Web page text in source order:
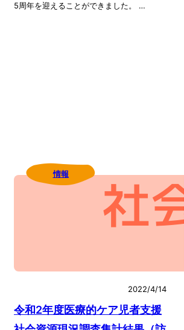
5周年を迎えることができました。 …
情報
2022/4/14
令和2年度医療的ケア児者支援